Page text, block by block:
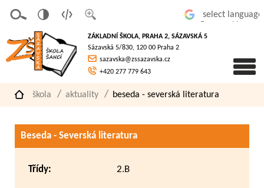
písmo
á
verze
pro
slaboz
raké
ZÁKLADNÍ ŠKOLA, PRAHA 2, SÁZAVSKÁ 5
Sázavská 5/830, 120 00 Praha 2
sazavska@zssazavska.cz
+420 277 779 643
škola aktuality beseda - severská literatura
Beseda - Severská literatura
Třídy: 2.B